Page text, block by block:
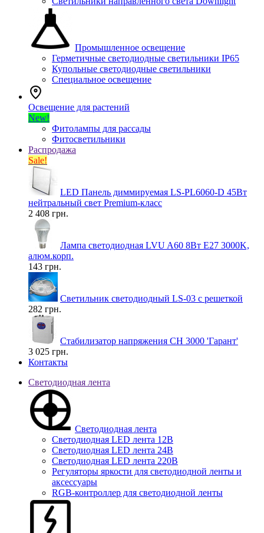
Промышленное освещение
Герметичные светодиодные светильники IP65
Купольные светодиодные светильники
Специальное освещение
Освещение для растений
New!
Фитолампы для рассады
Фитосветильники
Распродажа
Sale!
LED Панель диммируемая LS-PL6060-D 45Вт
нейтральный свет Premium-класс
2 408 грн.
Лампа светодиодная LVU A60 8Вт E27 3000K,
алюм.корп.
143 грн.
Светильник светодиодный LS-03 с решеткой
282 грн.
Стабилизатор напряжения СН 3000 'Гарант'
3 025 грн.
Контакты
Светодиодная лента
Светодиодная лента
Светодиодная LED лента 12В
Светодиодная LED лента 24В
Светодиодная LED лента 220В
Регуляторы яркости для светодиодной ленты и
аксессуары
RGB-контроллер для светодиодной ленты